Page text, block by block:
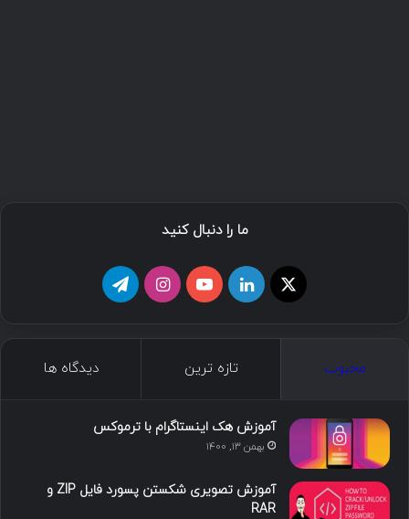
ما را دنبال کنید
د
ی
و
ت
گ
ا
محبوب تازه ترین دیدگاه ها
آموزش هک اینستاگرام با ترموکس
بهمن ۱۳, ۱۴۰۰
آموزش تصویری شکستن پسورد فایل ZIP و
RAR